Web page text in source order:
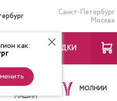
Санкт-Петербург
Москва
как: ЗАКЛАДКИ
ИГЛЫ ДЛЯ
ШВЕЙНЫХ
МАШИН
МОЛНИИ